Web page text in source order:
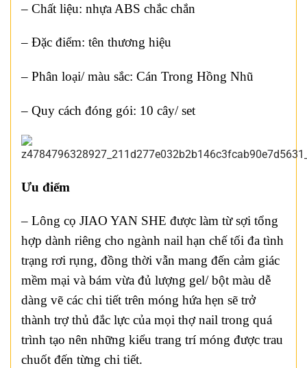
– Chất liệu: nhựa ABS chắc chắn
– Đặc điểm: tên thương hiệu
– Phân loại/ màu sắc: Cán Trong Hồng Nhũ
– Quy cách đóng gói: 10 cây/ set
Ưu điểm
– Lông cọ JIAO YAN SHE được làm từ sợi tổng
hợp dành riêng cho ngành nail hạn chế tối đa tình
trạng rơi rụng, đồng thời vẫn mang đến cảm giác
mềm mại và bám vừa đủ lượng gel/ bột màu dễ
dàng vẽ các chi tiết trên móng hứa hẹn sẽ trở
thành trợ thủ đắc lực của mọi thợ nail trong quá
trình tạo nên những kiểu trang trí móng được trau
chuốt đến từng chi tiết.